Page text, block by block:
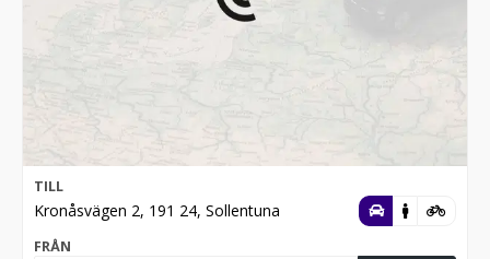
TILL
Kronåsvägen 2, 191 24, Sollentuna
FRÅN